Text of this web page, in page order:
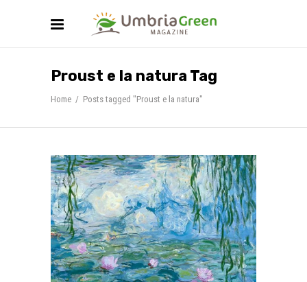
Proust e la natura Tag
Home / Posts tagged "Proust e la natura"